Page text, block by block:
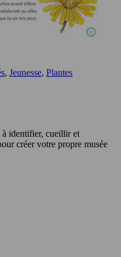
, Jeunesse, Plantes
à identifier, cueillir et
créer votre propre musée